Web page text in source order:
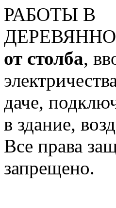
от столба,
даче,
в здание,
Все права
запрещено.